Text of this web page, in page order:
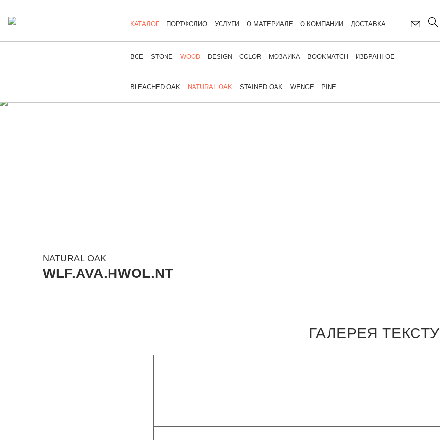
КАТАЛОГ
ВСЕ STONE WOOD
BLEACHED OAK NATURAL OAK STAINED OAK WENGE PINE
DESIGN COLOR МОЗАИКА BOOKMATCH ИЗБРАННОЕ
ПОРТФОЛИО УСЛУГИ О МАТЕРИАЛЕ О КОМПАНИИ ДОСТАВКА
NATURAL OAK
WLF.AVA.HWOL.NT
ГАЛЕРЕЯ